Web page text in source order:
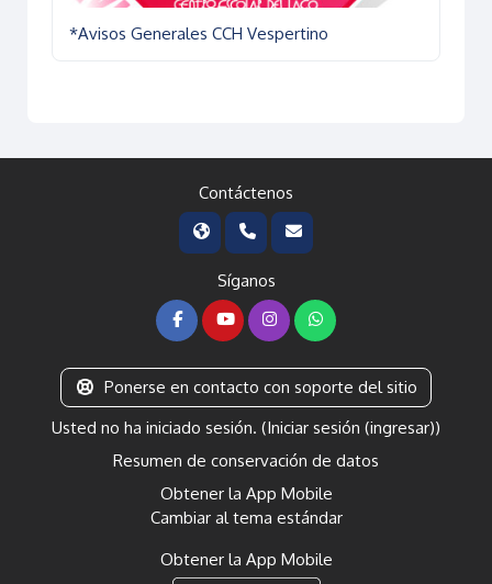
*Avisos Generales CCH Vespertino
Contáctenos
Síganos
Ponerse en contacto con soporte del sitio
Usted no ha iniciado sesión. (Iniciar sesión (ingresar))
Resumen de conservación de datos
Obtener la App Mobile
Cambiar al tema estándar
Obtener la App Mobile